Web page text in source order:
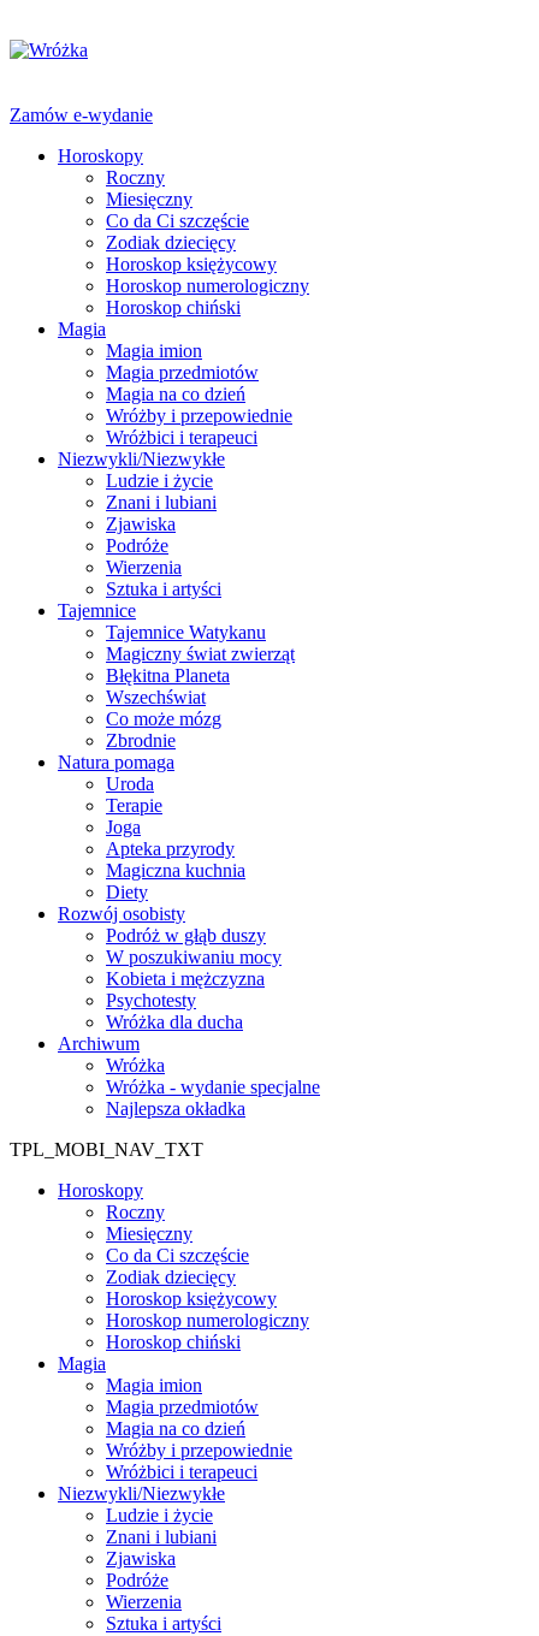
Zamów e-wydanie
Horoskopy
Roczny
Miesięczny
Co da Ci szczęście
Zodiak dziecięcy
Horoskop księżycowy
Horoskop numerologiczny
Horoskop chiński
Magia
Magia imion
Magia przedmiotów
Magia na co dzień
Wróżby i przepowiednie
Wróżbici i terapeuci
Niezwykli/Niezwykłe
Ludzie i życie
Znani i lubiani
Zjawiska
Podróże
Wierzenia
Sztuka i artyści
Tajemnice
Tajemnice Watykanu
Magiczny świat zwierząt
Błękitna Planeta
Wszechświat
Co może mózg
Zbrodnie
Natura pomaga
Uroda
Terapie
Joga
Apteka przyrody
Magiczna kuchnia
Diety
Rozwój osobisty
Podróż w głąb duszy
W poszukiwaniu mocy
Kobieta i mężczyzna
Psychotesty
Wróżka dla ducha
Archiwum
Wróżka
Wróżka - wydanie specjalne
Najlepsza okładka
TPL_MOBI_NAV_TXT
Horoskopy
Roczny
Miesięczny
Co da Ci szczęście
Zodiak dziecięcy
Horoskop księżycowy
Horoskop numerologiczny
Horoskop chiński
Magia
Magia imion
Magia przedmiotów
Magia na co dzień
Wróżby i przepowiednie
Wróżbici i terapeuci
Niezwykli/Niezwykłe
Ludzie i życie
Znani i lubiani
Zjawiska
Podróże
Wierzenia
Sztuka i artyści